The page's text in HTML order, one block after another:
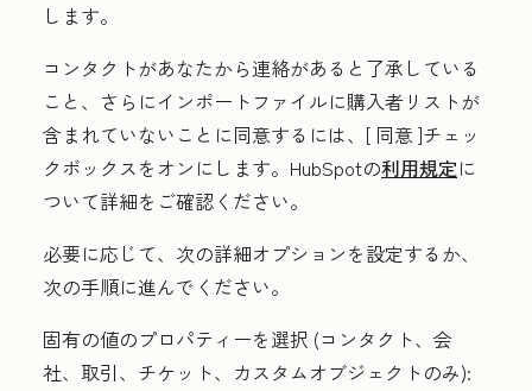
します。
コンタクトがあなたから連絡があると了承している
こと、さらにインポートファイルに購入者リストが
含まれていないことに同意するには、[ 同意 ]チェッ
クボックスをオンにします。HubSpotの利用規定に
ついて詳細をご確認ください。
必要に応じて、次の詳細オプションを設定するか、
次の手順に進んでください。
固有の値のプロパティーを選択 (コンタクト、会
社、取引、チケット、カスタムオブジェクトのみ):